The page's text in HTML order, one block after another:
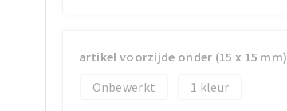
artikel voorzijde onder (15 x 15 mm)
Onbewerkt
1